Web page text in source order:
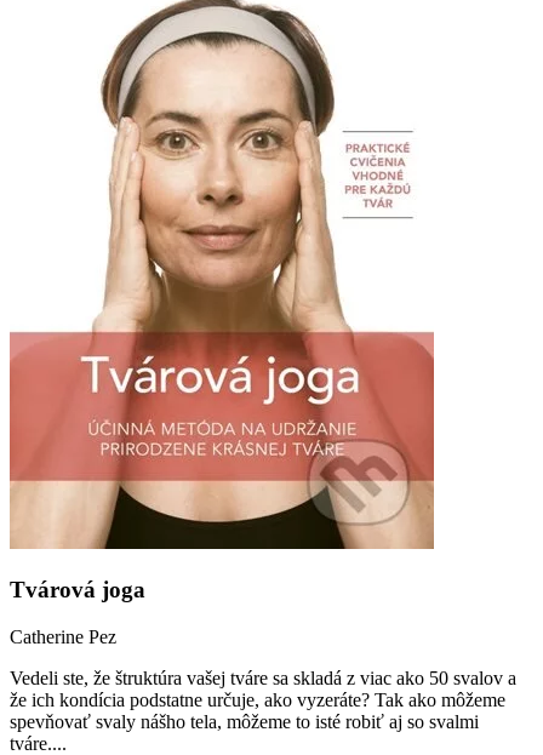
Tvárová joga
Catherine Pez
Vedeli ste, že štruktúra vašej tváre sa skladá z viac ako 50 svalov a
že ich kondícia podstatne určuje, ako vyzeráte? Tak ako môžeme
spevňovať svaly nášho tela, môžeme to isté robiť aj so svalmi
tváre....